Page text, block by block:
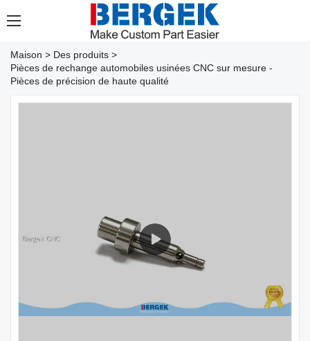
Maison > Des produits >
Pièces de rechange automobiles usinées CNC sur mesure -
Pièces de précision de haute qualité